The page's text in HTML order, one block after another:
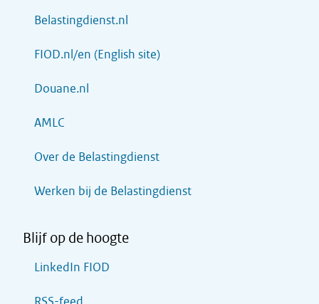
Belastingdienst.nl
FIOD.nl/en (English site)
Douane.nl
AMLC
Over de Belastingdienst
Werken bij de Belastingdienst
Blijf op de hoogte
LinkedIn FIOD